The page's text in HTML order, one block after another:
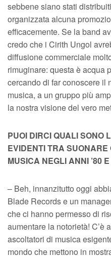
sebbene siano stati
organizzata alcuna
efficacemente. Se la band
credo che i Cirith Ungol
diffusione commerciale
rimuginare: questa è acqua
cercando di far conoscere il
musica, a un gruppo più
la nostra visione del vero
PUOI DIRCI QUALI SONO
EVIDENTI TRA
MUSICA NEGLI ANNI ’80
– Beh, innanzitutto oggi
Blade Records e un
che ci hanno permesso di
aumentare la notorietà! C’è
ascoltatori di musica
mondo che mettono in